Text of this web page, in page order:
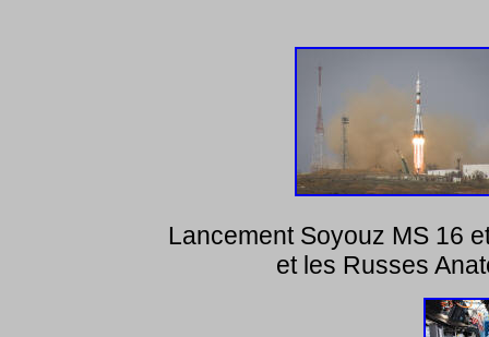
Lancement Soyouz MS 16
et les Russes